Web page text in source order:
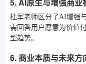
杜军老师区分了AI增强
需回答用户愿意为价值
型趋势。
6. 商业本质与未来方